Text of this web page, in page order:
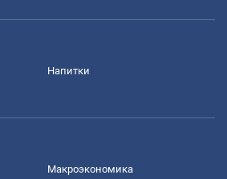
Напитки
Mакроэкономика